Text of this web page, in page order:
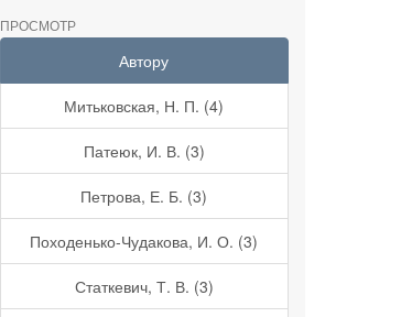
ПРОСМОТР
Автору
Митьковская, Н. П. (4)
Патеюк, И. В. (3)
Петрова, Е. Б. (3)
Походенько-Чудакова, И. О. (3)
Статкевич, Т. В. (3)